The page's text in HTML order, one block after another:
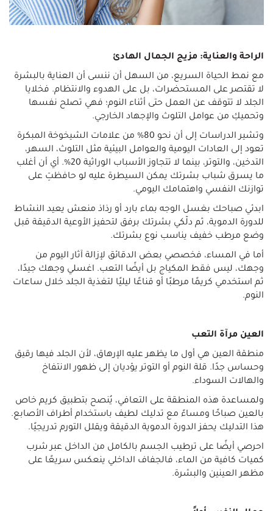
الراحة والعناية: مزيج الجمال الهادئ
مع نمط الحياة السريع، من السهل أن ننسى أن العناية بالبشرة
لا تقتصر على المستحضرات، بل على الهدوء والانتظام. فخلايا
الجلد لا تتوقف عن العمل حتى أثناء النوم؛ فهي تصلح نفسها
وتحميكِ من عوامل التلوث والإجهاد الخارجي.
وتشير الدراسات إلى أن نحو 80% من علامات الشيخوخة المبكرة
تعود إلى العادات اليومية والعوامل البيئية مثل التلوث، السهر،
التدخين، والتوتر، بينما لا تتجاوز الأسباب الوراثية 20%. أي أن أغلب
ما يسرق شباب بشرتك يمكن السيطرة عليه لو حافظتِ على
توازنك النفسي واهتمامك اليومي.
ابدئي صباحك بغسل الوجه بماء بارد أو رذاذ منعش يعيد النشاط
للدورة الدموية، ثم دلّكي بشرتك برفق لتحفيز الأوعية الدقيقة قبل
وضع مرطب خفيف يناسب نوع بشرتك.
أما في المساء، فخصصي بعض الدقائق لإزالة آثار اليوم من
وجهك، ليس فقط المكياج بل أيضًا التعب. اغسلي وجهك جيدًا،
ثم استخدمي كريمًا مرطبًا أو قناعًا ليليًا لتغذية الجلد خلال ساعات
النوم.
العين مرآة التعب
منطقة العين هي أول ما يظهر عليه الإرهاق، لأن الجلد فيها رقيق
وحساس جدًا. قلة النوم أو التوتر يؤديان إلى ظهور الانتفاخ
والهالات السوداء.
ولمساعدة هذه المنطقة على التعافي، يُنصح بتطبيق كريم خاص
بالعين صباحًا ومساءً مع تدليك لطيف باستخدام أطراف الأصابع.
هذا التدليك يحفز الدورة الدموية الدقيقة ويقلل التورم تدريجيًا.
احرصي أيضًا على ترطيب الجسم بالكامل من الداخل عبر شرب
كميات كافية من الماء، فالجفاف الداخلي ينعكس سريعًا على
مظهر العينين والبشرة.